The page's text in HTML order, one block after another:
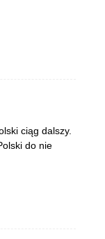
ciąg dalszy.
do nie